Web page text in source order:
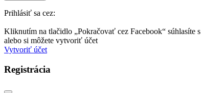
Prihlásiť sa cez:
Kliknutím na tlačidlo „Pokračovať cez Facebook“ súhlasíte s
alebo si môžete vytvoriť účet
Vytvoriť účet
Registrácia